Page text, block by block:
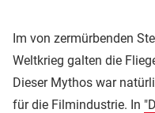
Im von zermürbenden
Weltkrieg galten die
Dieser Mythos war
für die Filmindustrie. In